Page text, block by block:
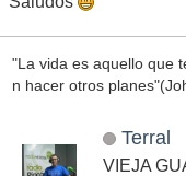
"La vida es aquello que
n hacer otros
Terral
VIEJA